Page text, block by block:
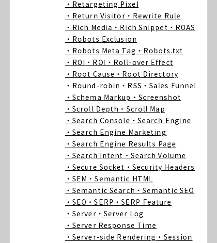
・Retargeting Pixel
・Return Visitor ・Rewrite Rule
・Rich Media ・Rich Snippet ・ROAS
・Robots Exclusion
・Robots Meta Tag ・Robots.txt
・ROI ・ROI ・Roll-over Effect
・Root Cause ・Root Directory
・Round-robin ・RSS ・Sales Funnel
・Schema Markup ・Screenshot
・Scroll Depth ・Scroll Map
・Search Console ・Search Engine
・Search Engine Marketing
・Search Engine Results Page
・Search Intent ・Search Volume
・Secure Socket ・Security Headers
・SEM ・Semantic HTML
・Semantic Search ・Semantic SEO
・SEO ・SERP ・SERP Feature
・Server ・Server Log
・Server Response Time
・Server-side Rendering ・Session